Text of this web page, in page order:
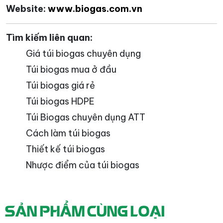
Website: www.biogas.com.vn
Tìm kiếm liên quan:
Giá túi biogas chuyên dụng
Túi biogas mua ở đầu
Túi biogas giá rẻ
Túi biogas HDPE
Túi Biogas chuyên dụng ATT
Cách làm túi biogas
Thiết kế túi biogas
Nhược điểm của túi biogas
SẢN PHẨM CÙNG LOẠI